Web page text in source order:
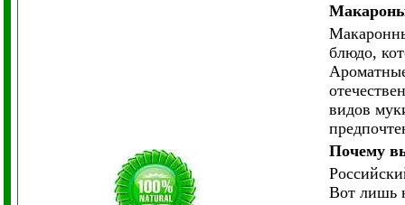
Макароны
блюдо,
видов
Почему
Вот лишь